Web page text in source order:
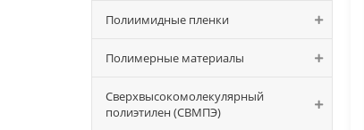
Полиимидные пленки
Полимерные материалы
Сверхвысокомолекулярный
полиэтилен (СВМПЭ)